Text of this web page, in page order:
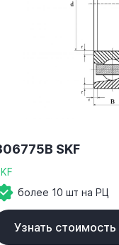
SKF
более 10 шт на РЦ
Узнать стоимость